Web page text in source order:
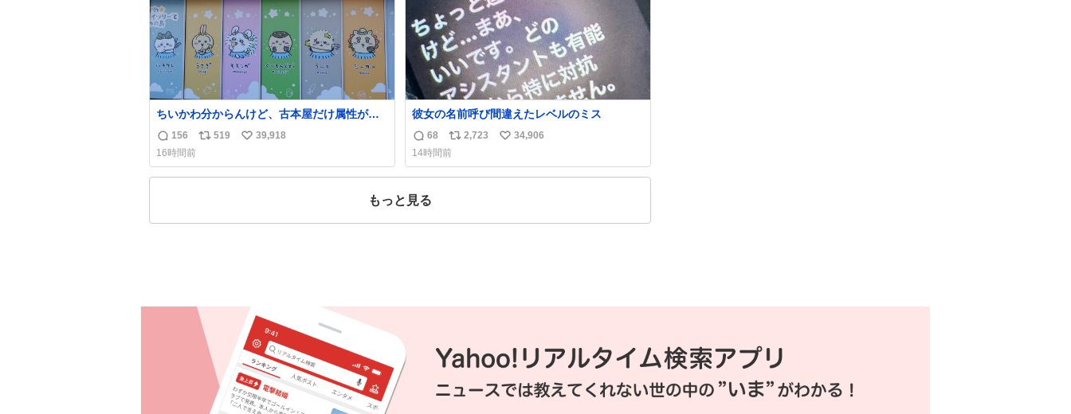
ちいかわ分からんけど、古本屋だけ属性が名
前になってるのはどういうこと？
返
信
数
156
リ
ス
519
い
ね
39,918
16時間前
彼女の名前呼び間違えたレベルのミス
返
信
数
68
リ
ポ
ス
2,723
い
ね
34,906
14時間前
もっと見る